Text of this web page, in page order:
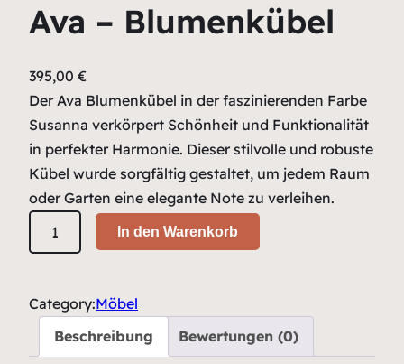
Ava – Blumenkübel
395,00 €
Der Ava Blumenkübel in der faszinierenden Farbe
Susanna verkörpert Schönheit und Funktionalität
in perfekter Harmonie. Dieser stilvolle und robuste
Kübel wurde sorgfältig gestaltet, um jedem Raum
oder Garten eine elegante Note zu verleihen.
–
In den Warenkorb
Category:Möbel
Beschreibung
Bewertungen (0)